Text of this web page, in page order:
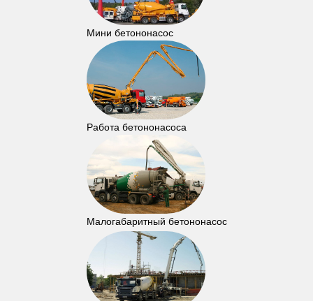
Мини бетононасос
Работа бетононасоса
Малогабаритный бетононасос